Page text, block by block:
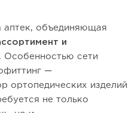
объединяющая
и
. Особенностью сети
—
ортопедических изделий
не только